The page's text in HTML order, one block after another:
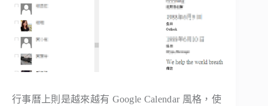
行事曆上則是越來越有 Google Calendar 風格，使